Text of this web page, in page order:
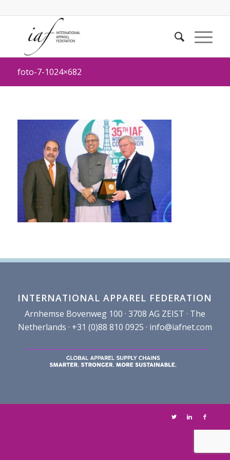
foto-7-1024×682
INTERNATIONAL APPAREL FEDERATION
Arnhemse Bovenweg 100 · 3708 AG ZEIST · The
Netherlands · +31 (0)88 810 0925 · info@iafnet.com